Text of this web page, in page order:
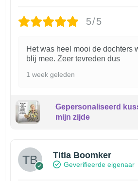
5/5
Het was heel mooi de dochters
blij mee. Zeer tevreden dus
1 week geleden
Gepersonaliseerd
mijn zijde
Titia Boomker
Geverifieerde eigenaar